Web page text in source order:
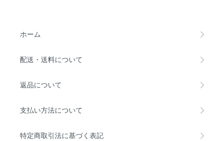
ホーム
配送・送料について
返品について
支払い方法について
特定商取引法に基づく表記